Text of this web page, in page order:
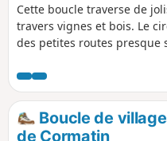
Cette boucle traverse de
travers vignes et bois. Le
des petites routes presque
Boucle de
de Cormatin